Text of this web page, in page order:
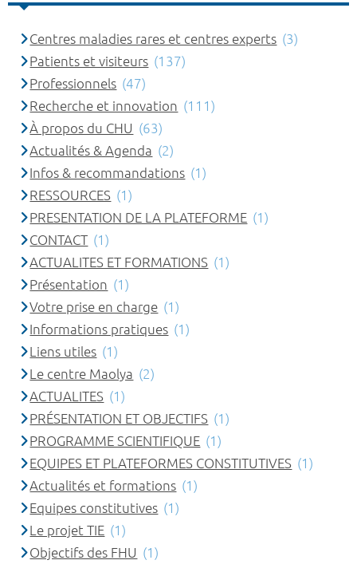
Centres maladies rares et centres experts (3)
Patients et visiteurs (137)
Professionnels (47)
Recherche et innovation (111)
À propos du CHU (63)
Actualités & Agenda (2)
Infos & recommandations (1)
RESSOURCES (1)
PRESENTATION DE LA PLATEFORME (1)
CONTACT (1)
ACTUALITES ET FORMATIONS (1)
Présentation (1)
Votre prise en charge (1)
Informations pratiques (1)
Liens utiles (1)
Le centre Maolya (2)
ACTUALITES (1)
PRÉSENTATION ET OBJECTIFS (1)
PROGRAMME SCIENTIFIQUE (1)
EQUIPES ET PLATEFORMES CONSTITUTIVES (1)
Actualités et formations (1)
Equipes constitutives (1)
Le projet TIE (1)
Objectifs des FHU (1)